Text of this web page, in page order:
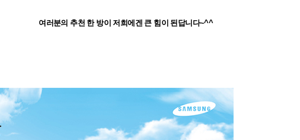
여러분의 추천 한 방이 저희에겐 큰 힘이 된답니다~^^